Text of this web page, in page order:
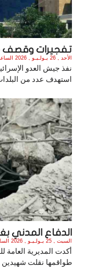
تفجيرات وقصف
الأحد , 26 يـولـيـو , 2026 الساعة 7:46:25 PM
نفذ جيش العدو
استهدف عدد من
الدفاع المدني
السبت , 25 يـولـيـو , 2026 الساعة 9:19:18 PM
أكدت المديرية العامة
طواقمها نقلت شهيدين و5 إصابات إثر